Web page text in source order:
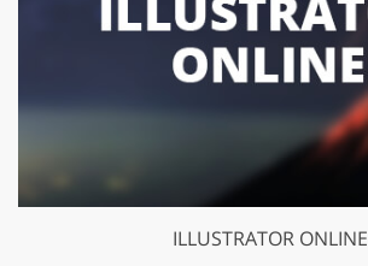
ILLUSTRATOR ONLINE